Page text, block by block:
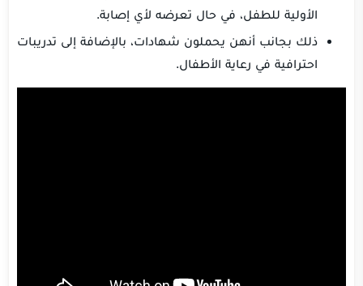
الأولية للطفل، في حال تعرضه لأي إصابة.
ذلك بجانب أنهن يحملون شهادات، بالإضافة إلى تدريبات
احترافية في رعاية الأطفال.